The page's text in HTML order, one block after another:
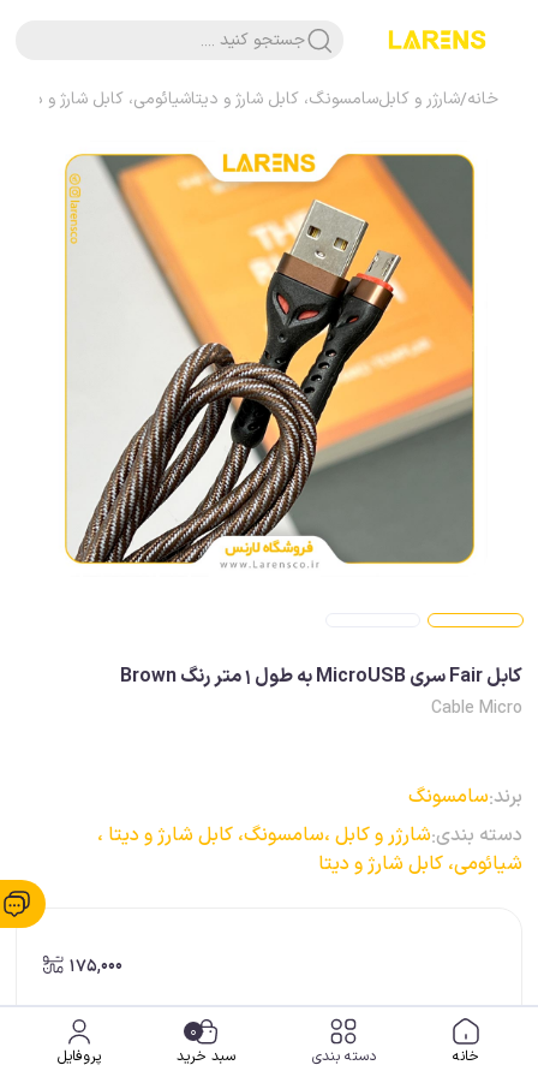
جستجو کنید ....
خانه/شارژر و کابلسامسونگ، کابل شارژ و دیتاشیائومی، کابل شارژ و دیتا
کابل Fair سری MicroUSB به طول 1 متر رنگ Brown
Cable Micro
برند:سامسونگ
دسته بندی:شارژر و کابل ،سامسونگ، کابل شارژ و دیتا ،
شیائومی، کابل شارژ و دیتا
175,000
ضمانت اصالت کالا پروفایل
0
سبد خرید دسته بندی خانه